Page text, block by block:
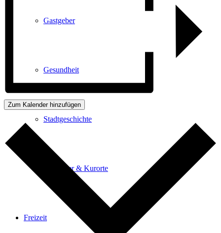
Gastgeber
Gesundheit
Stadtgeschichte
Heilbäder & Kurorte
Freizeit
Zum Kalender hinzufügen